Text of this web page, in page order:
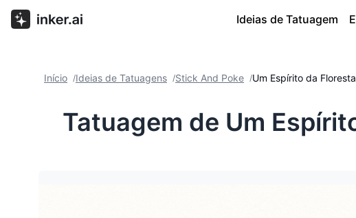
Ideias de Tatuagem
Início /Ideias de Tatuagens /Stick And Poke /Um Espírito da
Tatuagem de Um